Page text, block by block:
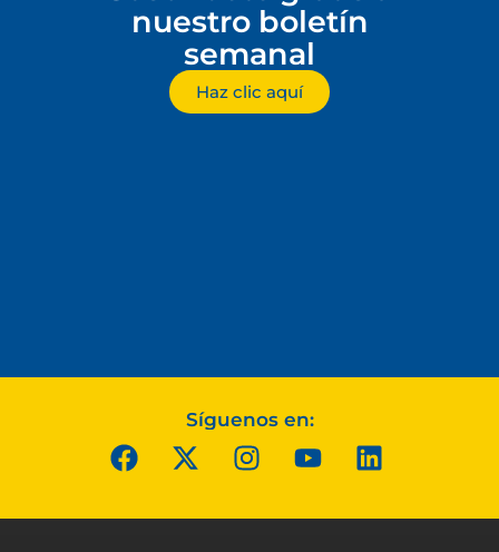
nuestro boletín
semanal
Haz clic aquí
Síguenos en: